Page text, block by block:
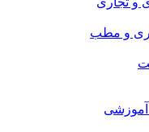
و مطب
آموزشی